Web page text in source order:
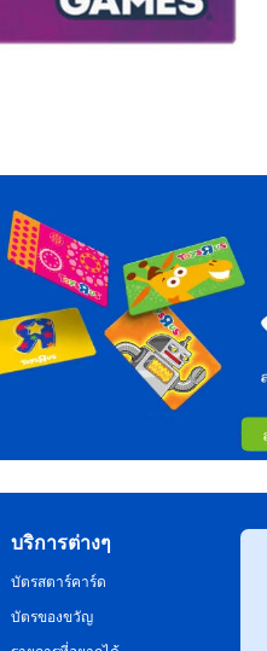
บริการต่างๆ
บัตรสตาร์คาร์ด
บัตรของขวัญ